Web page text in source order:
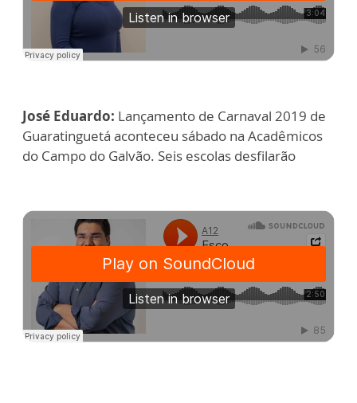
José Eduardo: Lançamento de Carnaval 2019 de
Guaratinguetá aconteceu sábado na Acadêmicos
do Campo do Galvão. Seis escolas desfilarão